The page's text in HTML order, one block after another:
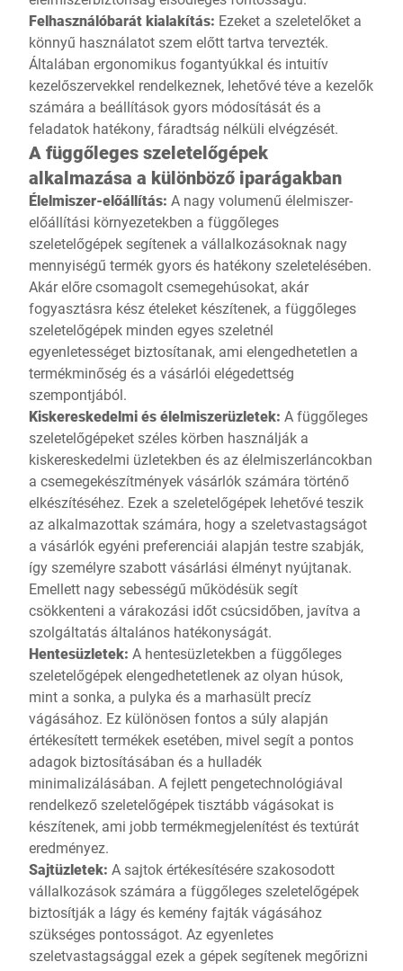
Felhasználóbarát kialakítás: Ezeket a szeletelőket a
könnyű használatot szem előtt tartva tervezték.
Általában ergonomikus fogantyúkkal és intuitív
kezelőszervekkel rendelkeznek, lehetővé téve a kezelők
számára a beállítások gyors módosítását és a
feladatok hatékony, fáradtság nélküli elvégzését.
A függőleges szeletelőgépek
alkalmazása a különböző iparágakban
Élelmiszer-előállítás: A nagy volumenű élelmiszer-
előállítási környezetekben a függőleges
szeletelőgépek segítenek a vállalkozásoknak nagy
mennyiségű termék gyors és hatékony szeletelésében.
Akár előre csomagolt csemegehúsokat, akár
fogyasztásra kész ételeket készítenek, a függőleges
szeletelőgépek minden egyes szeletnél
egyenletességet biztosítanak, ami elengedhetetlen a
termékminőség és a vásárlói elégedettség
szempontjából.
Kiskereskedelmi és élelmiszerüzletek: A függőleges
szeletelőgépeket széles körben használják a
kiskereskedelmi üzletekben és az élelmiszerláncokban
a csemegekészítmények vásárlók számára történő
elkészítéséhez. Ezek a szeletelőgépek lehetővé teszik
az alkalmazottak számára, hogy a szeletvastagságot
a vásárlók egyéni preferenciái alapján testre szabják,
így személyre szabott vásárlási élményt nyújtanak.
Emellett nagy sebességű működésük segít
csökkenteni a várakozási időt csúcsidőben, javítva a
szolgáltatás általános hatékonyságát.
Hentesüzletek: A hentesüzletekben a függőleges
szeletelőgépek elengedhetetlenek az olyan húsok,
mint a sonka, a pulyka és a marhasült precíz
vágásához. Ez különösen fontos a súly alapján
értékesített termékek esetében, mivel segít a pontos
adagok biztosításában és a hulladék
minimalizálásában. A fejlett pengetechnológiával
rendelkező szeletelőgépek tisztább vágásokat is
készítenek, ami jobb termékmegjelenítést és textúrát
eredményez.
Sajtüzletek: A sajtok értékesítésére szakosodott
vállalkozások számára a függőleges szeletelőgépek
biztosítják a lágy és kemény fajták vágásához
szükséges pontosságot. Az egyenletes
szeletvastagsággal ezek a gépek segítenek megőrizni